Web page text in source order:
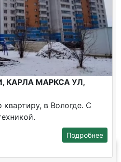
КАРЛА МАРКСА УЛ,
в Вологде. С
Подробнее